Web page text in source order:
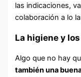
las indicaciones,
colaboración a lo
La higiene y
Algo que no hay
también una